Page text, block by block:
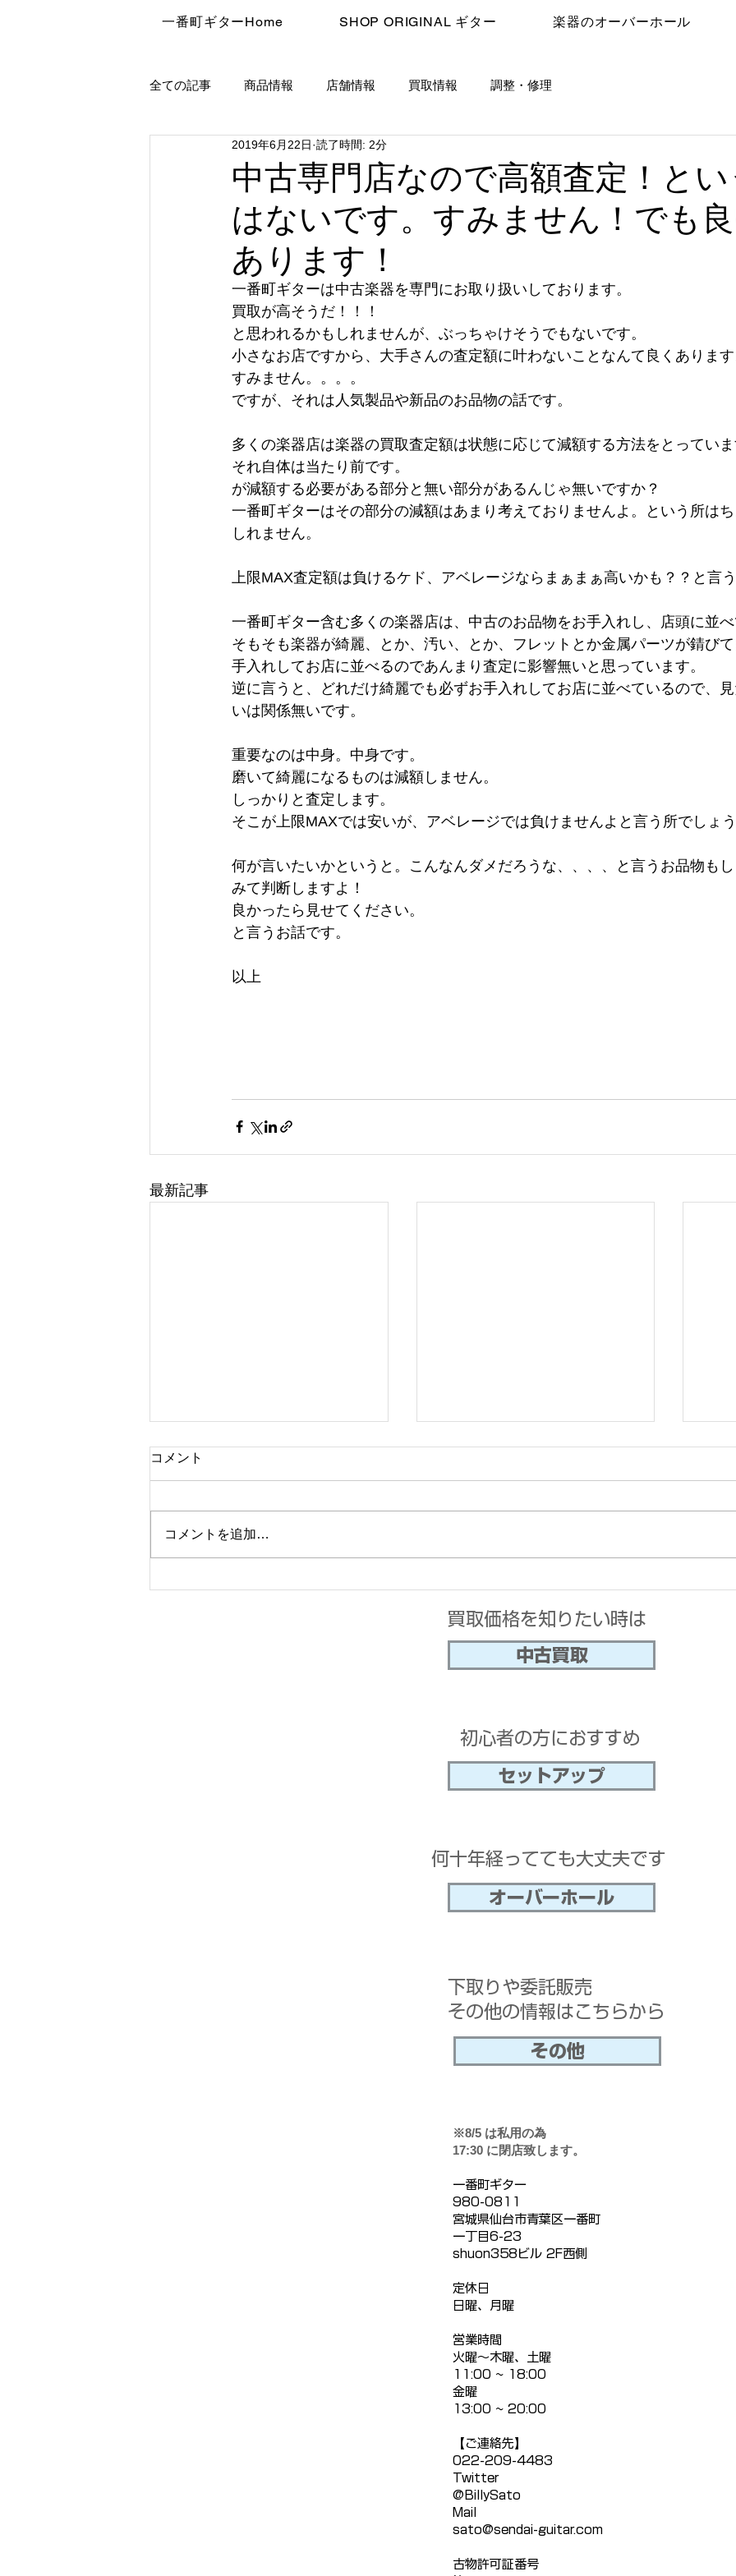
一番町ギターHome SHOP ORIGINAL ギター 楽器のオーバーホール
全ての記事 商品情報 店舗情報 買取情報 調整・修理
中古専門店なので高額査定！と
はないです。すみません！でも
あります！
2019年6月22日 読了時間: 2分
一番町ギターは中古楽器を専門にお取り扱いしております。
買取が高そうだ！！！
と思われるかもしれませんが、ぶっちゃけそうでもないです。
小さなお店ですから、大手さんの査定額に叶わないことなんて良くあります
すみません。。。。
ですが、それは人気製品や新品のお品物の話です。
多くの楽器店は楽器の買取査定額は状態に応じて減額する方法をとっていま
それ自体は当たり前です。
が減額する必要がある部分と無い部分があるんじゃ無いですか？
一番町ギターはその部分の減額はあまり考えておりませんよ。という所は
しれません。
上限MAX査定額は負けるケド、アベレージならまぁまぁ高いかも？？と言う
一番町ギター含む多くの楽器店は、中古のお品物をお手入れし、店頭に並べ
そもそも楽器が綺麗、とか、汚い、とか、フレットとか金属パーツが錆び
手入れしてお店に並べるのであんまり査定に影響無いと思っています。
逆に言うと、どれだけ綺麗でも必ずお手入れしてお店に並べているので、
いは関係無いです。
重要なのは中身。中身です。
磨いて綺麗になるものは減額しません。
しっかりと査定します。
そこが上限MAXでは安いが、アベレージでは負けませんよと言う所でしょう
何が言いたいかというと。こんなんダメだろうな、、、、と言うお品物も
みて判断しますよ！
良かったら見せてください。
と言うお話です。
以上
最新記事
コメント
コメントを追加…
​買取価格を知りたい時は​
中古買取
​初心者の方におすすめ
セットアップ
​何十年経ってても大丈夫です
オーバーホール
下取りや委託販売
その他の情報はこちらから
その他
※8/5 は私用の為
17:30 に閉店致します。
一番町ギター
980-0811
宮城県仙台市青葉区一番町
一丁目6-23
shuon358ビル 2F西側
定休日
​日曜、月曜
​営業時間
火曜〜木曜、土曜
11:00 ~ 18:00
​金曜
13:00 ~ 20:00
【ご連絡先】
022-209-4483
Twitter
@BillySato
Mail
sato@sendai-guitar.com
古物許可証番号